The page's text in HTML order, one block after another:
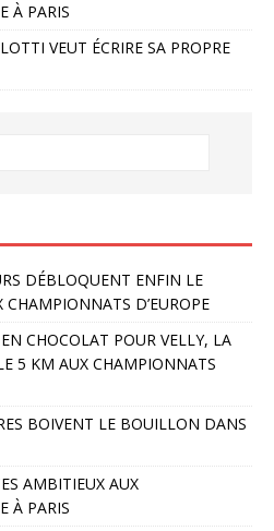
À PARIS
VEUT ÉCRIRE SA PROPRE
DÉBLOQUENT ENFIN LE
D’EUROPE
CHOCOLAT POUR VELLY, LA
5 KM AUX CHAMPIONNATS
BOIVENT LE BOUILLON DANS
AMBITIEUX AUX
À PARIS